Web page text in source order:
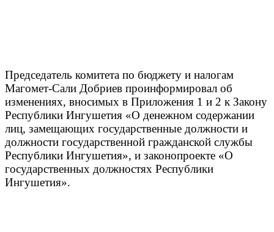
Председатель комитета по бюджету и налогам
Магомет-Сали Добриев проинформировал об
изменениях, вносимых в Приложения 1 и 2 к Закону
Республики Ингушетия «О денежном содержании
лиц, замещающих государственные должности и
должности государственной гражданской службы
Республики Ингушетия», и законопроекте «О
государственных должностях Республики
Ингушетия».